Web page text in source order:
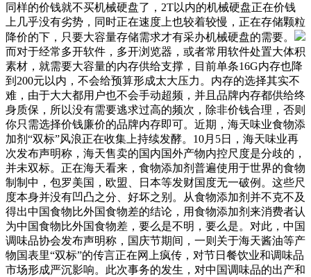
同样的价钱就不买机械硬盘了，2T以内的机械硬盘正在价钱
上几乎没有劣势，同时正在速度上也较着较慢，正在存储颗粒
降价的下，只要大容量存储需求才有采办机械硬盘的需要。
而对于经常多开软件，多开浏览器，或者常用软件处置大体积
素材，就需要大容量的内存供给支撑，目前单条16G内存也降
到200元以内，不会给预算形成太大压力。内存的选择其实不
难，由于大大都用户也不会手动超频，并且品牌内存都供给终
身质保，所以没有需要逃求过高的频次，除非价钱合理，否则
你只需选择价钱廉价的品牌内存即可。近期，海天味业食物添
加剂“双标”风浪正在收集上持续发酵。10月5日，海天味业再
次发布声明称，海天售卖的国内国外产物内控尺度是分歧的，
并未双标。正在海天看来，食物添加剂普遍使用于世界的食物
制制中，包罗美国，欧盟、日本等发财国度无一破例。这些尺
度本身并没有凹凸之分、好坏之别。从食物添加剂并不克不及
得出中国食物比外国食物差的结论，用食物添加剂来消费者认
为中国食物比外国食物差，要么是不明，要么是。对此，中国
调味品协会发布声明称，国庆节期间，一则关于海天酱油等产
物国表里“双标”的传言正在网上疯传，对节日餐饮业和调味品
市场形成严沉影响。此次事务的发生，对中国调味品的出产和